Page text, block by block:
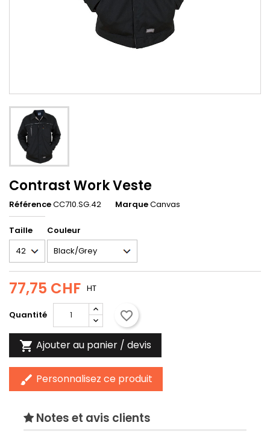
Contrast Work Veste
RéférenceCC710.SG.42 MarqueCanvas
Taille Couleur
77,75 CHF HT
Quantité favorite_border
 Ajouter au panier / devis
brush Personnalisez ce produit
Notes et avis clients